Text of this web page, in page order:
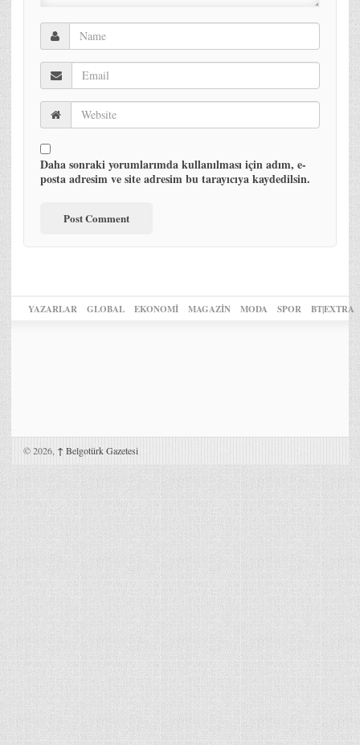
Daha sonraki yorumlarımda kullanılması için adım, e-
posta adresim ve site adresim bu tarayıcıya kaydedilsin.
YAZARLAR GLOBAL EKONOMİ MAGAZİN MODA SPOR BT|EXTRA
© 2026, ↑ Belgotürk Gazetesi